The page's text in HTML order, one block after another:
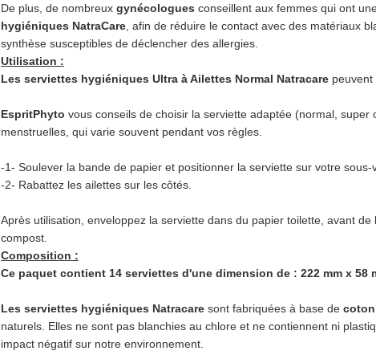
De plus, de nombreux gynécologues conseillent aux femmes qui ont
hygiéniques NatraCare , afin de réduire le contact avec des matériaux
synthèse susceptibles de déclencher des allergies.
Utilisation :
Les serviettes hygiéniques Ultra à Ailettes Normal Natracare
EspritPhyto vous conseils de choisir la serviette adaptée (normal,
menstruelles, qui varie souvent pendant vos règles.
-1- Soulever la bande de papier et positionner la serviette sur votre sous-
-2- Rabattez les ailettes sur les côtés.
Après utilisation, enveloppez la serviette dans du papier toilette, avant
compost.
Composition :
Ce paquet contient 14 serviettes d'une dimension de : 222 mm x 58
Les serviettes hygiéniques Natracare sont fabriquées à base de
naturels. Elles ne sont pas blanchies au chlore et ne contiennent ni
impact négatif sur notre environnement.